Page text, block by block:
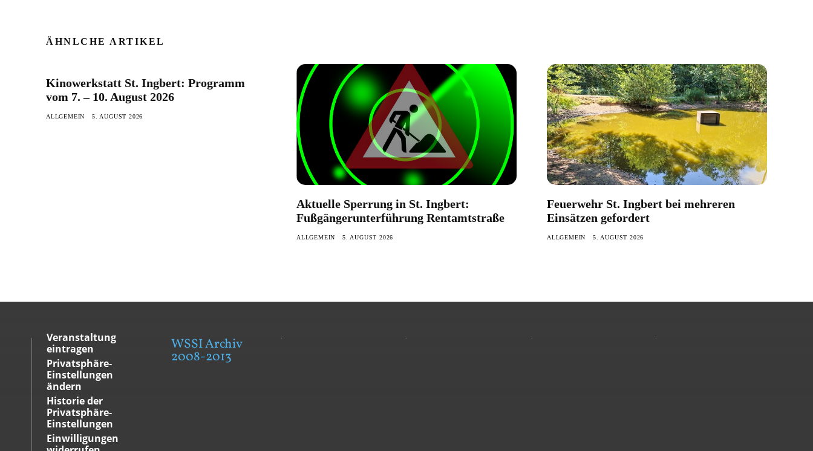
ÄHNLCHE ARTIKEL
Kinowerkstatt St. Ingbert: Programm
vom 7. – 10. August 2026
ALLGEMEIN 5. AUGUST 2026
Aktuelle Sperrung in St. Ingbert:
Fußgängerunterführung Rentamtstraße
ALLGEMEIN 5. AUGUST 2026
Feuerwehr St. Ingbert bei mehreren
Einsätzen gefordert
ALLGEMEIN 5. AUGUST 2026
Veranstaltung
eintragen
Privatsphäre-
Einstellungen
ändern
Historie der
Privatsphäre-
Einstellungen
Einwilligungen
WSSI Archiv
2008-2013